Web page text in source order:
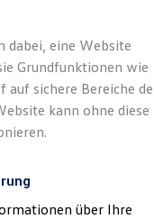
Leasing
dabei, eine Website
Grundfunktionen wie
auf sichere Bereiche
kann ohne diese
über Ihre